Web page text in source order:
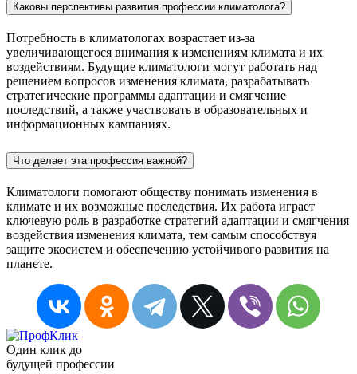
Каковы перспективы развития профессии климатолога?
Потребность в климатологах возрастает из-за
увеличивающегося внимания к изменениям климата и их
воздействиям. Будущие климатологи могут работать над
решением вопросов изменения климата, разрабатывать
стратегические программы адаптации и смягчение
последствий, а также участвовать в образовательных и
информационных кампаниях.
Что делает эта профессия важной?
Климатологи помогают обществу понимать изменения в
климате и их возможные последствия. Их работа играет
ключевую роль в разработке стратегий адаптации и смягчения
воздействия изменения климата, тем самым способствуя
защите экосистем и обеспечению устойчивого развития на
планете.
Один клик до
будущей профессии